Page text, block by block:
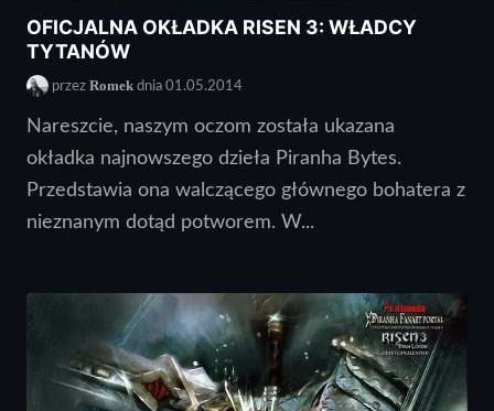
OFICJALNA OKŁADKA RISEN 3: WŁADCY
TYTANÓW
przez Romek dnia 01.05.2014
Nareszcie, naszym oczom została ukazana
okładka najnowszego dzieła Piranha Bytes.
Przedstawia ona walczącego głównego bohatera z
nieznanym dotąd potworem. W...